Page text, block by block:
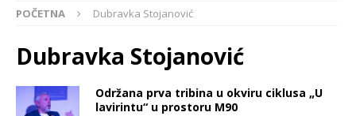
POČETNA Dubravka Stojanović
Dubravka Stojanović
Održana prva tribina u okviru ciklusa „U
lavirintu“ u prostoru M90